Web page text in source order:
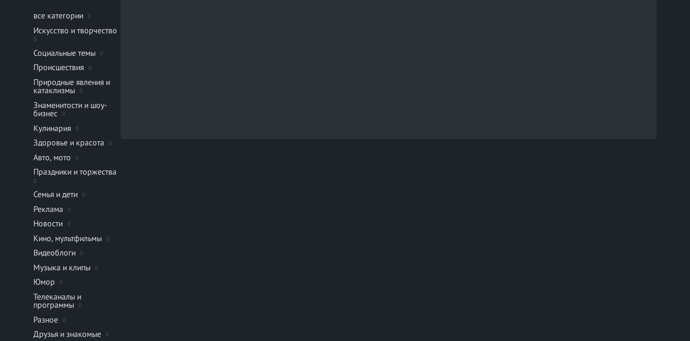
все категории 0
Искусство и творчество
0
Социальные темы 0
Происшествия 0
Природные явления и
катаклизмы
0
Знаменитости и шоу-
бизнес
0
Кулинария 0
Здоровье и красота 0
Авто, мото 0
Праздники и торжества
0
Семья и дети 0
Реклама 0
Новости 0
Кино, мультфильмы 0
Видеоблоги 0
Музыка и клипы 0
Юмор 0
Телеканалы и
программы
0
Разное 0
Друзья и знакомые 0